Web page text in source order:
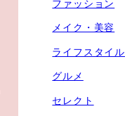
ファッション
メイク・美容
ライフスタイル
グルメ
セレクト